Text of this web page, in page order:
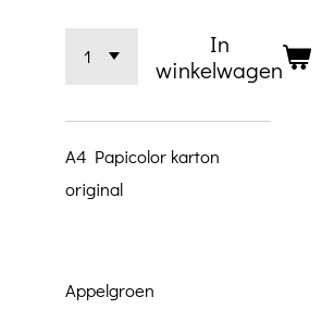
In
winkelwagen
A4 Papicolor karton
original
Appelgroen